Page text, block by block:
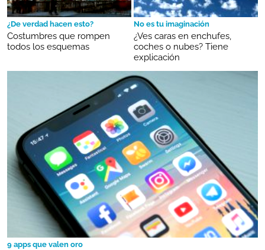
¿De verdad hacen esto?
Costumbres que rompen
todos los esquemas
No es tu imaginación
¿Ves caras en enchufes,
coches o nubes? Tiene
explicación
9 apps que valen oro